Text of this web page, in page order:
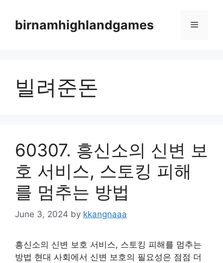
contentbirnamhighlandgames Menu
빌려준돈
60307. 흥신소의 신변 보
호 서비스, 스토킹 피해
를 멈추는 방법
June 3, 2024 by kkangnaaa
흥신소의 신변 보호 서비스, 스토킹 피해를 멈추는
방법 현대 사회에서 신변 보호의 필요성은 점점 더